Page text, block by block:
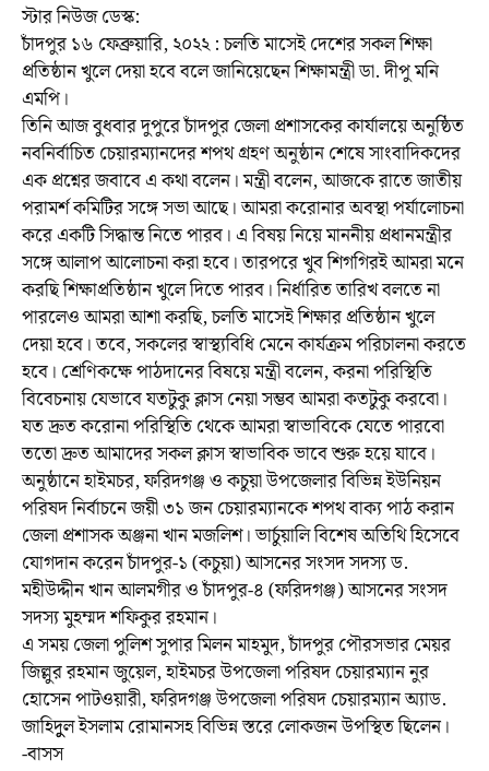
স্টার নিউজ ডেস্ক:
চাঁদপুর ১৬ ফেব্রুয়ারি, ২০২২ : চলতি মাসেই দেশের সকল শিক্ষা
প্রতিষ্ঠান খুলে দেয়া হবে বলে জানিয়েছেন শিক্ষামন্ত্রী ডা. দীপু মনি
এমপি।
তিনি আজ বুধবার দুপুরে চাঁদপুর জেলা প্রশাসকের কার্যালয়ে অনুষ্ঠিত
নবনির্বাচিত চেয়ারম্যানদের শপথ গ্রহণ অনুষ্ঠান শেষে সাংবাদিকদের
এক প্রশ্নের জবাবে এ কথা বলেন। মন্ত্রী বলেন, আজকে রাতে জাতীয়
পরামর্শ কমিটির সঙ্গে সভা আছে। আমরা করোনার অবস্থা পর্যালোচনা
করে একটি সিদ্ধান্ত নিতে পারব। এ বিষয় নিয়ে মাননীয় প্রধানমন্ত্রীর
সঙ্গে আলাপ আলোচনা করা হবে। তারপরে খুব শিগগিরই আমরা মনে
করছি শিক্ষাপ্রতিষ্ঠান খুলে দিতে পারব। নির্ধারিত তারিখ বলতে না
পারলেও আমরা আশা করছি, চলতি মাসেই শিক্ষার প্রতিষ্ঠান খুলে
দেয়া হবে। তবে, সকলের স্বাস্থ্যবিধি মেনে কার্যক্রম পরিচালনা করতে
হবে। শ্রেণিকক্ষে পাঠদানের বিষয়ে মন্ত্রী বলেন, করনা পরিস্থিতি
বিবেচনায় যেভাবে যতটুকু ক্লাস নেয়া সম্ভব আমরা কতটুকু করবো।
যত দ্রুত করোনা পরিস্থিতি থেকে আমরা স্বাভাবিকে যেতে পারবো
ততো দ্রুত আমাদের সকল ক্লাস স্বাভাবিক ভাবে শুরু হয়ে যাবে।
অনুষ্ঠানে হাইমচর, ফরিদগঞ্জ ও কচুয়া উপজেলার বিভিন্ন ইউনিয়ন
পরিষদ নির্বাচনে জয়ী ৩১ জন চেয়ারম্যানকে শপথ বাক্য পাঠ করান
জেলা প্রশাসক অঞ্জনা খান মজলিশ। ভার্চুয়ালি বিশেষ অতিথি হিসেবে
যোগদান করেন চাঁদপুর-১ (কচুয়া) আসনের সংসদ সদস্য ড.
মহীউদ্দীন খান আলমগীর ও চাঁদপুর-৪ (ফরিদগঞ্জ) আসনের সংসদ
সদস্য মুহম্মদ শফিকুর রহমান।
এ সময় জেলা পুলিশ সুপার মিলন মাহমুদ, চাঁদপুর পৌরসভার মেয়র
জিল্লুর রহমান জুয়েল, হাইমচর উপজেলা পরিষদ চেয়ারম্যান নুর
হোসেন পাটওয়ারী, ফরিদগঞ্জ উপজেলা পরিষদ চেয়ারম্যান অ্যাড.
জাহিদুুল ইসলাম রোমানসহ বিভিন্ন স্তরে লোকজন উপস্থিত ছিলেন।
-বাসস